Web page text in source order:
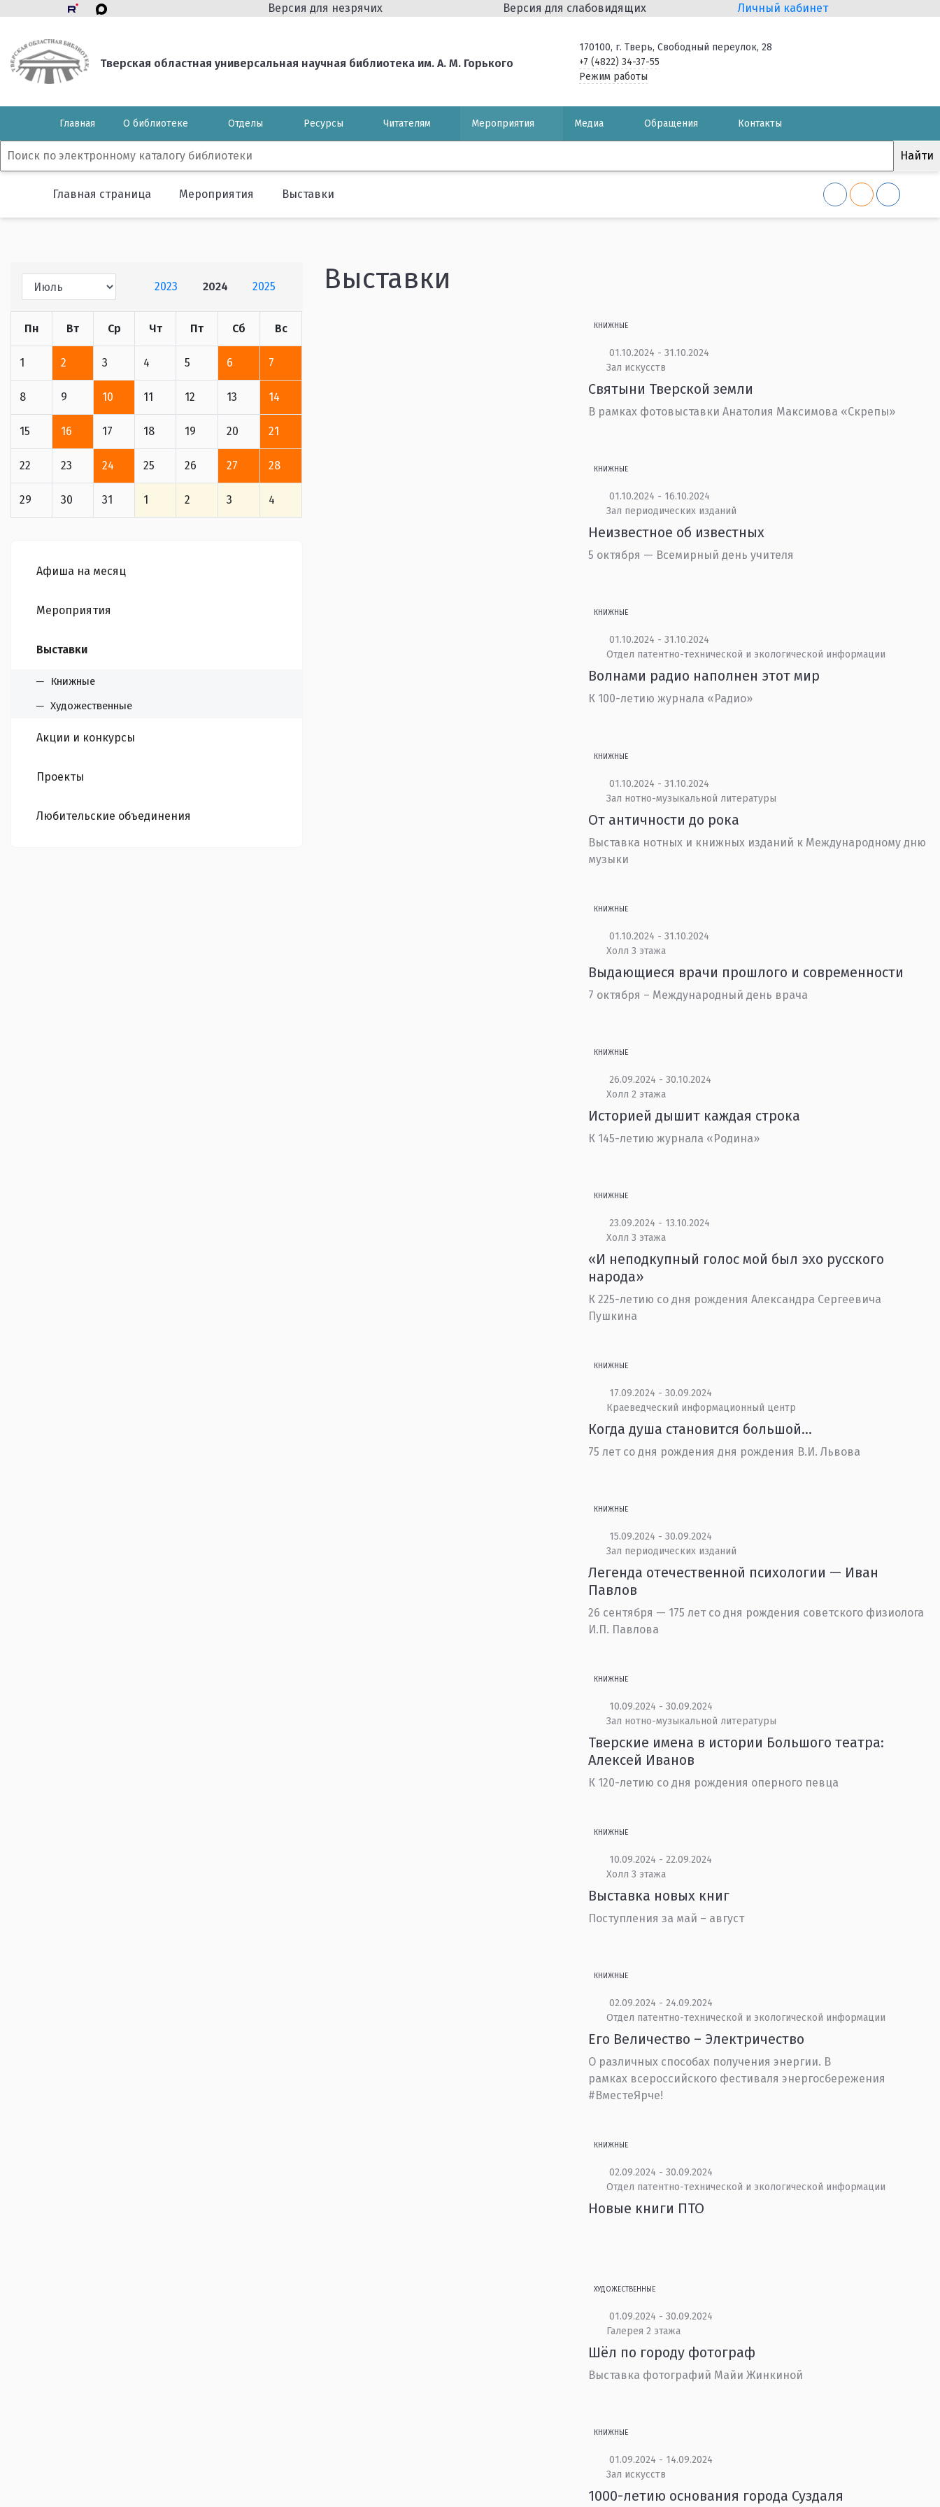
Версия для незрячих Версия для слабовидящих Личный кабинет
Тверская областная универсальная научная библиотека им. А. М. Горького
170100, г. Тверь, Свободный переулок, 28
+7 (4822) 34-37-55
Режим работы
Главная О библиотеке Отделы Ресурсы Читателям Мероприятия Медиа Обращения Контакты
Главная страница Мероприятия Выставки
2023 2024 2025
Пн Вт Ср Чт Пт Сб Вс
1 2 3 4 5 6 7
8 9 10 11 12 13 14
15 16 17 18 19 20 21
22 23 24 25 26 27 28
29 30 31 1 2 3 4
Афиша на месяц
Мероприятия
Выставки
Книжные
Художественные
Акции и конкурсы
Проекты
Любительские объединения
Выставки
КНИЖНЫЕ
01.10.2024 - 31.10.2024
Зал искусств
Святыни Тверской земли
В рамках фотовыставки Анатолия Максимова «Скрепы»
КНИЖНЫЕ
01.10.2024 - 16.10.2024
Зал периодических изданий
Неизвестное об известных
5 октября — Всемирный день учителя
КНИЖНЫЕ
01.10.2024 - 31.10.2024
Отдел патентно-технической и экологической информации
Волнами радио наполнен этот мир
К 100-летию журнала «Радио»
КНИЖНЫЕ
01.10.2024 - 31.10.2024
Зал нотно-музыкальной литературы
От античности до рока
Выставка нотных и книжных изданий к Международному дню
музыки
КНИЖНЫЕ
01.10.2024 - 31.10.2024
Холл 3 этажа
Выдающиеся врачи прошлого и современности
7 октября – Международный день врача
КНИЖНЫЕ
26.09.2024 - 30.10.2024
Холл 2 этажа
Историей дышит каждая строка
К 145-летию журнала «Родина»
КНИЖНЫЕ
23.09.2024 - 13.10.2024
Холл 3 этажа
«И неподкупный голос мой был эхо русского
народа»
К 225-летию со дня рождения Александра Сергеевича
Пушкина
КНИЖНЫЕ
17.09.2024 - 30.09.2024
Краеведческий информационный центр
Когда душа становится большой...
75 лет со дня рождения дня рождения В.И. Львова
КНИЖНЫЕ
15.09.2024 - 30.09.2024
Зал периодических изданий
Легенда отечественной психологии — Иван
Павлов
26 сентября — 175 лет со дня рождения советского физиолога
И.П. Павлова
КНИЖНЫЕ
10.09.2024 - 30.09.2024
Зал нотно-музыкальной литературы
Тверские имена в истории Большого театра:
Алексей Иванов
К 120-летию со дня рождения оперного певца
КНИЖНЫЕ
10.09.2024 - 22.09.2024
Холл 3 этажа
Выставка новых книг
Поступления за май – август
КНИЖНЫЕ
02.09.2024 - 24.09.2024
Отдел патентно-технической и экологической информации
Его Величество – Электричество
О различных способах получения энергии. В
рамках всероссийского фестиваля энергосбережения
#ВместеЯрче!
КНИЖНЫЕ
02.09.2024 - 30.09.2024
Отдел патентно-технической и экологической информации
Новые книги ПТО
ХУДОЖЕСТВЕННЫЕ
01.09.2024 - 30.09.2024
Галерея 2 этажа
Шёл по городу фотограф
Выставка фотографий Майи Жинкиной
КНИЖНЫЕ
01.09.2024 - 14.09.2024
Зал искусств
1000-летию основания города Суздаля